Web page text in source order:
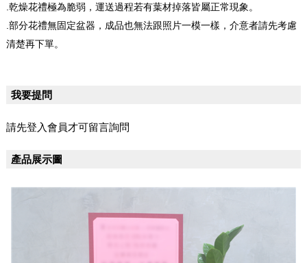
.乾燥花禮極為脆弱，運送過程若有葉材掉落皆屬正常現象。
.部分花禮無固定盆器，成品也無法跟照片一模一樣，介意者請先考慮
清楚再下單。
我要提問
請先登入會員才可留言詢問
產品展示圖